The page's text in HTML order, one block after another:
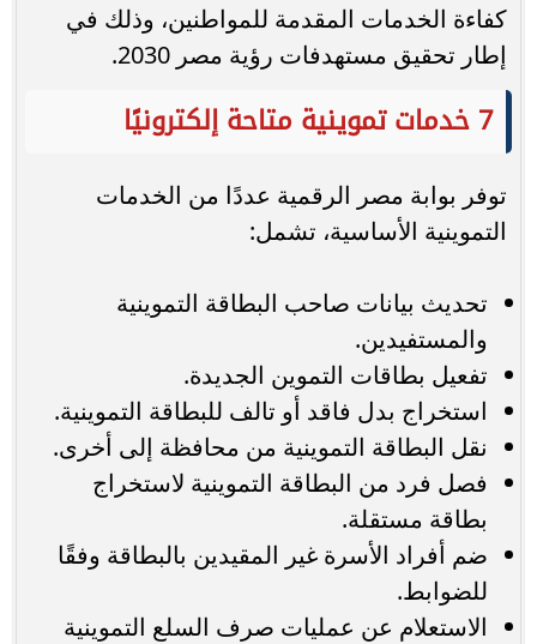
كفاءة الخدمات المقدمة للمواطنين، وذلك في
إطار تحقيق مستهدفات رؤية مصر 2030.
7 خدمات تموينية متاحة إلكترونيًا
توفر بوابة مصر الرقمية عددًا من الخدمات
التموينية الأساسية، تشمل:
تحديث بيانات صاحب البطاقة التموينية
والمستفيدين.
تفعيل بطاقات التموين الجديدة.
استخراج بدل فاقد أو تالف للبطاقة التموينية.
نقل البطاقة التموينية من محافظة إلى أخرى.
فصل فرد من البطاقة التموينية لاستخراج
بطاقة مستقلة.
ضم أفراد الأسرة غير المقيدين بالبطاقة وفقًا
للضوابط.
الاستعلام عن عمليات صرف السلع التموينية